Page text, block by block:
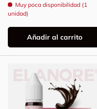
Muy poca disponibilidad (1
unidad)
Añadir al carrito